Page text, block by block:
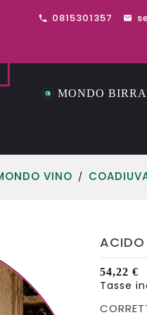
0815301357
MONDO BIRRA
VINO
54,22 €
Tasse